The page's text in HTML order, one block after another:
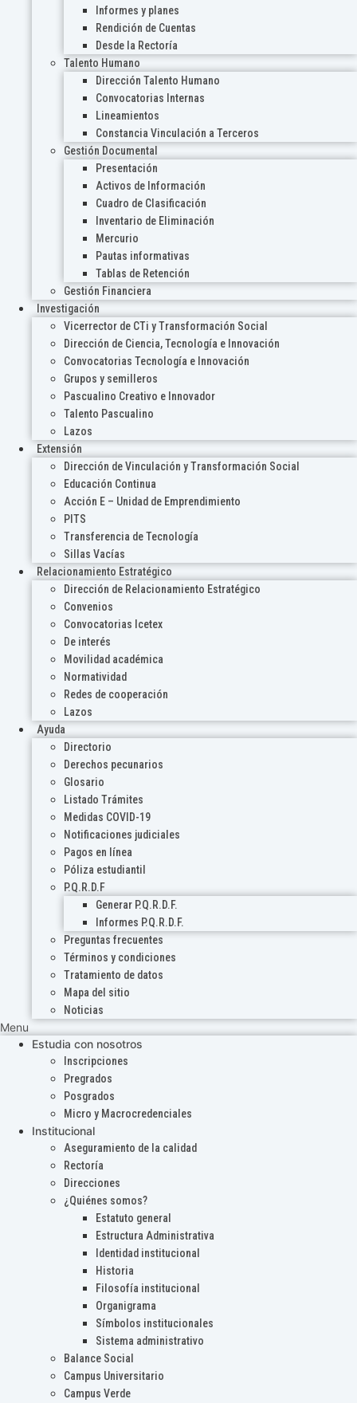
Informes y planes
Rendición de Cuentas
Desde la Rectoría
Talento Humano
Dirección Talento Humano
Convocatorias Internas
Lineamientos
Constancia Vinculación a Terceros
Gestión Documental
Presentación
Activos de Información
Cuadro de Clasificación
Inventario de Eliminación
Mercurio
Pautas informativas
Tablas de Retención
Gestión Financiera
Investigación
Vicerrector de CTi y Transformación Social
Dirección de Ciencia, Tecnología e Innovación
Convocatorias Tecnología e Innovación
Grupos y semilleros
Pascualino Creativo e Innovador
Talento Pascualino
Lazos
Extensión
Dirección de Vinculación y Transformación Social
Educación Continua
Acción E – Unidad de Emprendimiento
PITS
Transferencia de Tecnología
Sillas Vacías
Relacionamiento Estratégico
Dirección de Relacionamiento Estratégico
Convenios
Convocatorias Icetex
De interés
Movilidad académica
Normatividad
Redes de cooperación
Lazos
Ayuda
Directorio
Derechos pecunarios
Glosario
Listado Trámites
Medidas COVID-19
Notificaciones judiciales
Pagos en línea
Póliza estudiantil
P.Q.R.D.F
Generar P.Q.R.D.F.
Informes P.Q.R.D.F.
Preguntas frecuentes
Términos y condiciones
Tratamiento de datos
Mapa del sitio
Noticias
Menu
Estudia con nosotros
Inscripciones
Pregrados
Posgrados
Micro y Macrocredenciales
Institucional
Aseguramiento de la calidad
Rectoría
Direcciones
¿Quiénes somos?
Estatuto general
Estructura Administrativa
Identidad institucional
Historia
Filosofía institucional
Organigrama
Símbolos institucionales
Sistema administrativo
Balance Social
Campus Universitario
Campus Verde